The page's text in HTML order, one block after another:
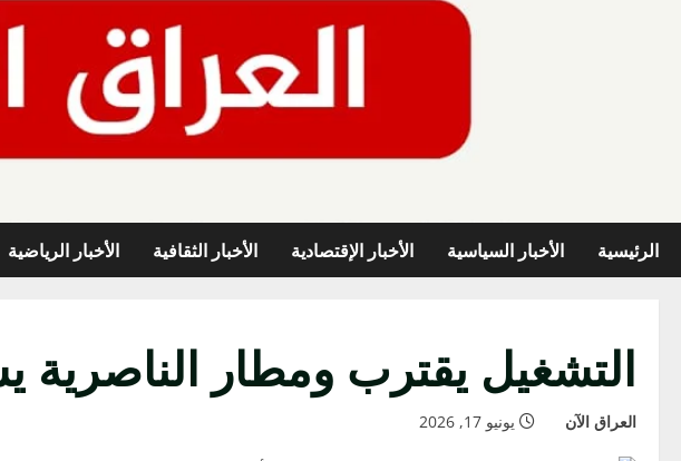
الرئيسية الأخبار السياسية الأخبار الإقتصادية الأخبار الثقافية الأخبار الرياضية
التشغيل يقترب ومطار الناصرية
العراق الآن يونيو 17, 2026